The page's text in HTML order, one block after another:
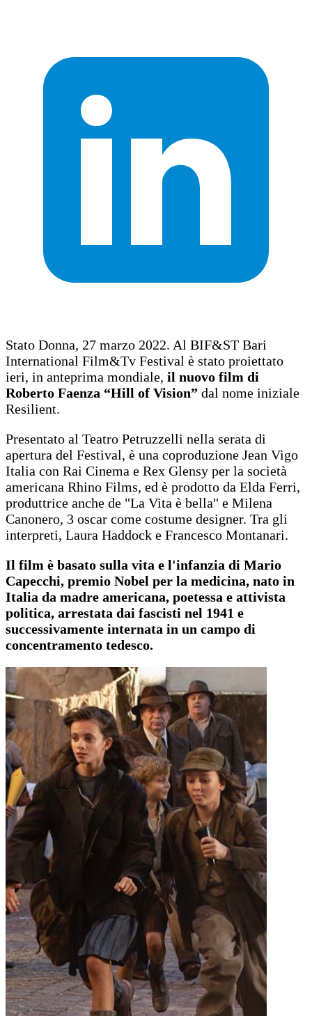
Stato Donna, 27 marzo 2022. Al BIF&ST Bari
International Film&Tv Festival è stato proiettato
ieri, in anteprima mondiale, il nuovo film di
Roberto Faenza “Hill of Vision” dal nome iniziale
Resilient.
Presentato al Teatro Petruzzelli nella serata di
apertura del Festival, è una coproduzione Jean Vigo
Italia con Rai Cinema e Rex Glensy per la società
americana Rhino Films, ed è prodotto da Elda Ferri,
produttrice anche de "La Vita è bella" e Milena
Canonero, 3 oscar come costume designer. Tra gli
interpreti, Laura Haddock e Francesco Montanari.
Il film è basato sulla vita e l'infanzia di Mario
Capecchi, premio Nobel per la medicina, nato in
Italia da madre americana, poetessa e attivista
politica, arrestata dai fascisti nel 1941 e
successivamente internata in un campo di
concentramento tedesco.